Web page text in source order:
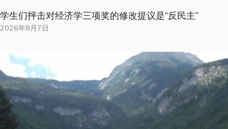
学生们抨击对经济学三项奖的修改提议是“反民主”
2026年8月7日